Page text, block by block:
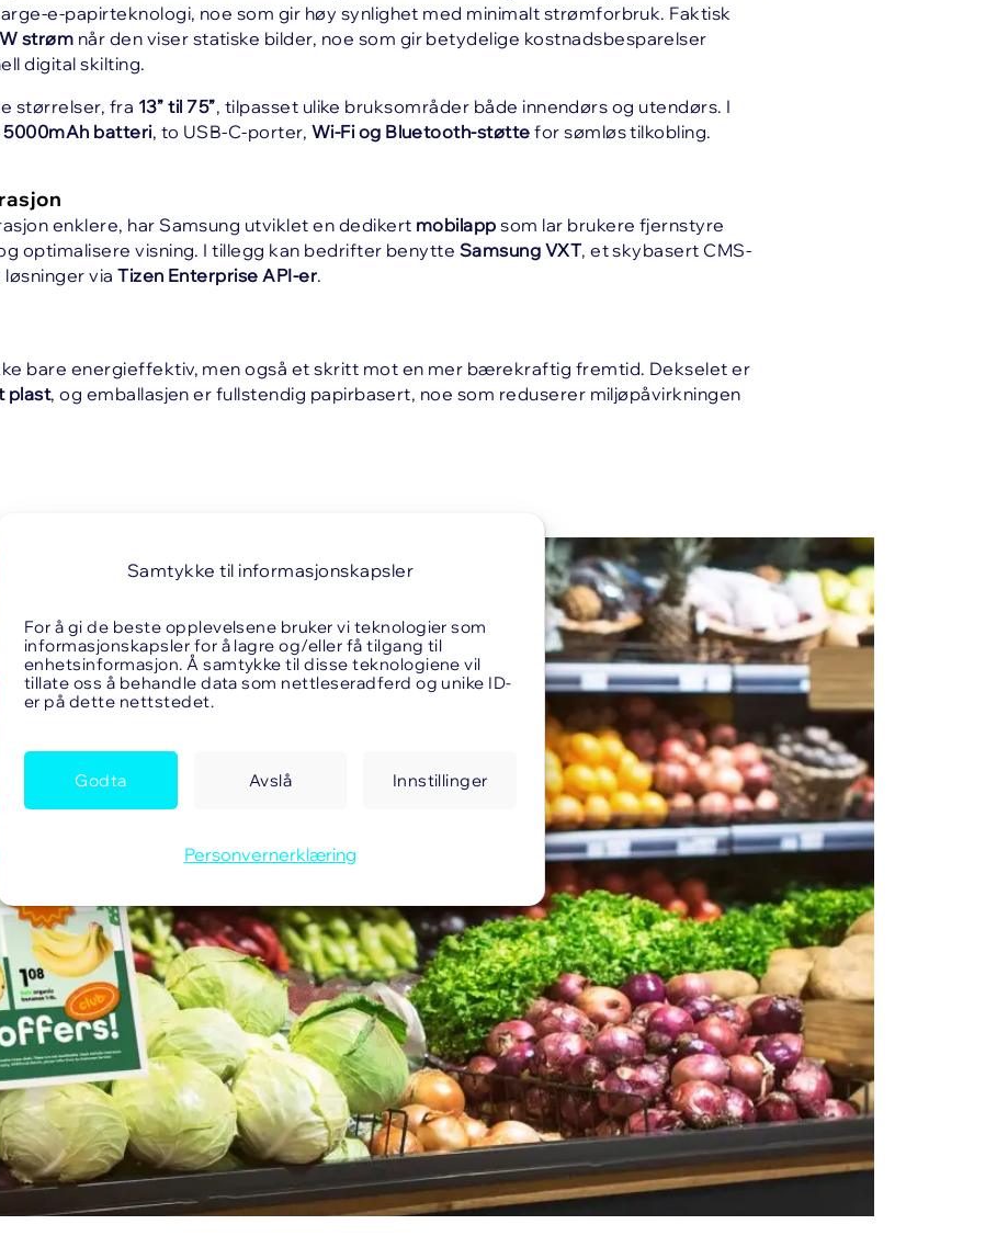
e-papirteknologi, noe som gir høy synlighet med minimalt strømforbruk. Faktisk
strøm når den viser statiske bilder, noe som gir betydelige kostnadsbesparelser
digital skilting.
størrelser, fra 13” til 75”, tilpasset ulike bruksområder både innendørs og utendørs. I
5000mAh batteri, to USB-C-porter, Wi-Fi og Bluetooth-støtte for sømløs tilkobling.
enklere, har Samsung utviklet en dedikert mobilapp som lar brukere fjernstyre
optimalisere visning. I tillegg kan bedrifter benytte Samsung VXT, et skybasert CMS-
løsninger viaTizen Enterprise API-er.
bare energieffektiv, men også et skritt mot en mer bærekraftig fremtid. Dekselet er
plast, og emballasjen er fullstendig papirbasert, noe som reduserer miljøpåvirkningen
Samtykke til informasjonskapsler
For å gi de beste opplevelsene bruker vi teknologier som
informasjonskapsler for å lagre og/eller få tilgang til
enhetsinformasjon. Å samtykke til disse teknologiene vil
tillate oss å behandle data som nettleseradferd og unike ID-
er på dette nettstedet.
Godta Avslå Innstillinger
Personvernerklæring